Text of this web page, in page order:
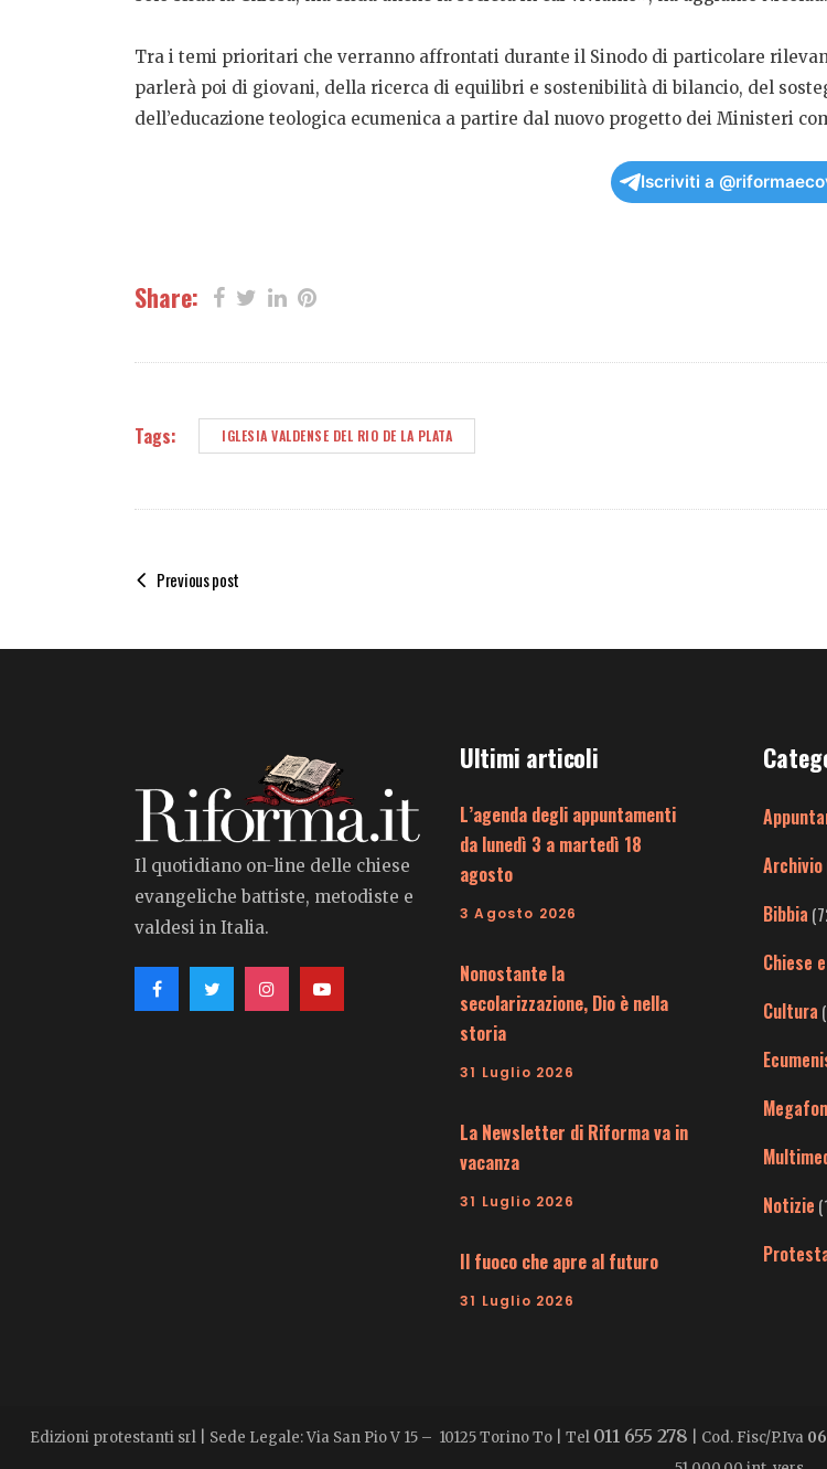
Tra i temi prioritari che verranno affrontati durante il Sinodo di particolare
parlerà poi di giovani, della ricerca di equilibri e sostenibilità di bilancio, del
dell’educazione teologica ecumenica a partire dal nuovo progetto dei Ministeri
Iscriviti a
Share:
Tags: IGLESIA VALDENSE DEL RIO DE LA PLATA
Previous post
Il quotidiano on-line delle chiese
evangeliche battiste, metodiste e
valdesi in Italia.
Ultimi articoli
L’agenda degli appuntamenti
da lunedì 3 a martedì 18
agosto
3 Agosto 2026
Nonostante la
secolarizzazione, Dio è nella
storia
31 Luglio 2026
La Newsletter di Riforma va in
vacanza
31 Luglio 2026
Il fuoco che apre al futuro
31 Luglio 2026
Archivio
Bibbia
Chiese
Cultura
Notizie
Edizioni protestanti srl | Sede Legale: Via San Pio V 15 – 10125 Torino To | Tel 011 655 278 | Cod. Fisc/P.Iva